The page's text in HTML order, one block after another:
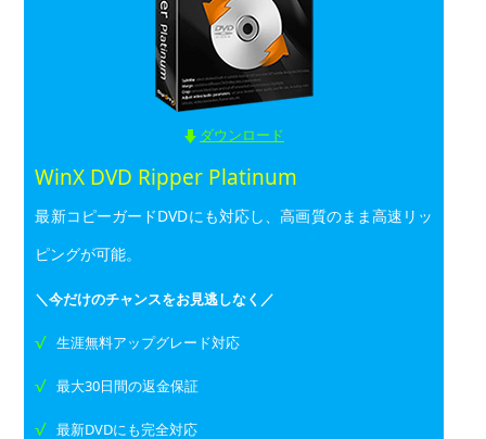
ダウンロード
WinX DVD Ripper Platinum
最新コピーガードDVDにも対応し、高画質のまま高速リッ
ピングが可能。
＼今だけのチャンスをお見逃しなく／
生涯無料アップグレード対応
最大30日間の返金保証
最新DVDにも完全対応